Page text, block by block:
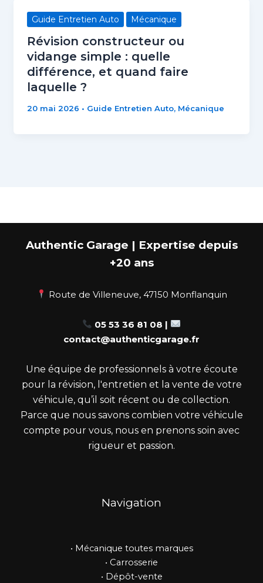
Guide Entretien Auto Mécanique
Révision constructeur ou
vidange simple : quelle
différence, et quand faire
laquelle ?
20 mai 2026 • Guide Entretien Auto, Mécanique
Authentic Garage | Expertise depuis
+20 ans
Route de Villeneuve, 47150 Monflanquin
05 53 36 81 08 |
contact@authenticgarage.fr
Une équipe de professionnels à votre écoute
pour la révision, l'entretien et la vente de votre
véhicule, qu’il soit récent ou de collection.
Parce que nous savons combien votre véhicule
compte pour vous, nous en prenons soin avec
rigueur et passion.
Navigation
• Mécanique toutes marques
• Carrosserie
• Dépôt-vente